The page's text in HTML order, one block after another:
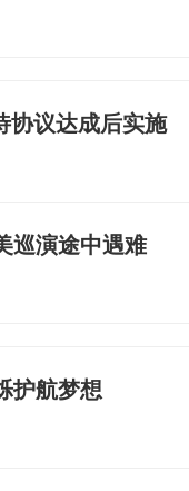
协议达成后实施
巡演途中遇难
护航梦想